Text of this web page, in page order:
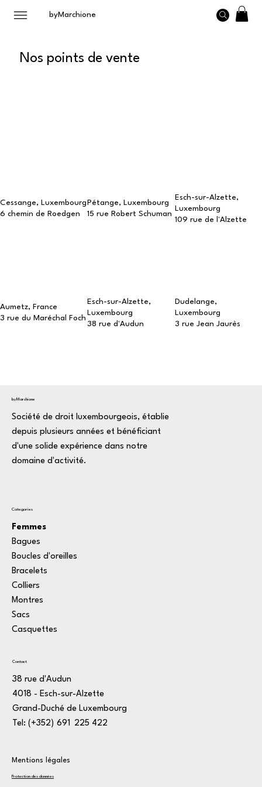
byMarchione
Nos points de vente
Cessange, Luxembourg
6 chemin de Roedgen
Pétange, Luxembourg
15 rue Robert Schuman
Esch-sur-Alzette,
Luxembourg
109 rue de l'Alzette
Aumetz, France
3 rue du Maréchal Foch
Esch-sur-Alzette,
Luxembourg
38 rue d'Audun
Dudelange,
Luxembourg
3 rue Jean Jaurès
byMarchione
Société de droit luxembourgeois, établie
depuis plusieurs années et bénéficiant
d'une solide expérience dans notre
domaine d'activité.
Categories
Femmes
Bagues
Boucles d'oreilles
Bracelets
Colliers
Montres
Sacs
Casquettes
Contact
38 rue d'Audun
4018 - Esch-sur-Alzette
Grand-Duché de Luxembourg
Tel: (+352) 691 225 422
Mentions légales
Protection des données